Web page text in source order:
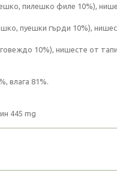
пилешко филе 10%),
пуешки гърди 10%),
10%), нишесте от
влага 81%.
445 mg